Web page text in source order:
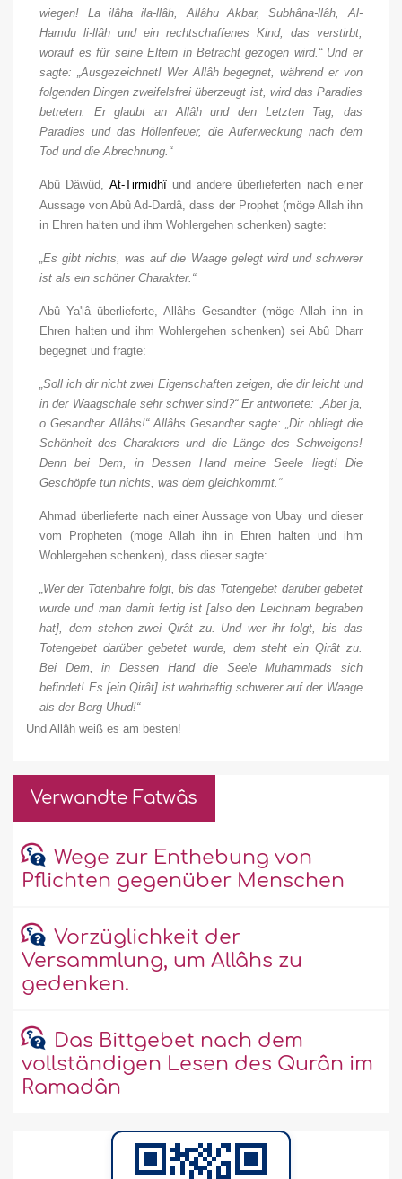
wiegen! La ilâha ila-llâh, Allâhu Akbar, Subhâna-llâh, Al-
Hamdu li-llâh und ein rechtschaffenes Kind, das verstirbt,
worauf es für seine Eltern in Betracht gezogen wird.“ Und er
sagte: „Ausgezeichnet! Wer Allâh begegnet, während er von
folgenden Dingen zweifelsfrei überzeugt ist, wird das Paradies
betreten: Er glaubt an Allâh und den Letzten Tag, das
Paradies und das Höllenfeuer, die Auferweckung nach dem
Tod und die Abrechnung.“
Abû Dâwûd, At-Tirmidhî und andere überlieferten nach einer
Aussage von Abû Ad-Dardâ, dass der Prophet (möge Allah ihn
in Ehren halten und ihm Wohlergehen schenken) sagte:
„Es gibt nichts, was auf die Waage gelegt wird und schwerer
ist als ein schöner Charakter.“
Abû Ya'lâ überlieferte, Allâhs Gesandter (möge Allah ihn in
Ehren halten und ihm Wohlergehen schenken) sei Abû Dharr
begegnet und fragte:
„Soll ich dir nicht zwei Eigenschaften zeigen, die dir leicht und
in der Waagschale sehr schwer sind?“ Er antwortete: „Aber ja,
o Gesandter Allâhs!“ Allâhs Gesandter sagte: „Dir obliegt die
Schönheit des Charakters und die Länge des Schweigens!
Denn bei Dem, in Dessen Hand meine Seele liegt! Die
Geschöpfe tun nichts, was dem gleichkommt.“
Ahmad überlieferte nach einer Aussage von Ubay und dieser
vom Propheten (möge Allah ihn in Ehren halten und ihm
Wohlergehen schenken), dass dieser sagte:
„Wer der Totenbahre folgt, bis das Totengebet darüber gebetet
wurde und man damit fertig ist [also den Leichnam begraben
hat], dem stehen zwei Qirât zu. Und wer ihr folgt, bis das
Totengebet darüber gebetet wurde, dem steht ein Qirât zu.
Bei Dem, in Dessen Hand die Seele Muhammads sich
befindet! Es [ein Qirât] ist wahrhaftig schwerer auf der Waage
als der Berg Uhud!“
Und Allâh weiß es am besten!
Verwandte Fatwâs
Wege zur Enthebung von
Pflichten gegenüber Menschen
Vorzüglichkeit der
Versammlung, um Allâhs zu
gedenken.
Das Bittgebet nach dem
vollständigen Lesen des Qurân im
Ramadân